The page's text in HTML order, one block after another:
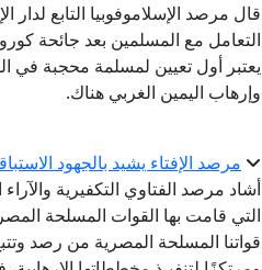
قال مرصد الإسلاموفوبيا التابع
التعامل مع المسلمين بعد جائحة
يعتبر أول تعيين لمسلمة محجبة في
وإرهاب اليمين الغربي هناك.
مرصد الإفتاء يشيد بالجهود
أشاد مرصد الفتاوي التكفيرية والآراء
قواتنا المسلحة المصرية من رصد